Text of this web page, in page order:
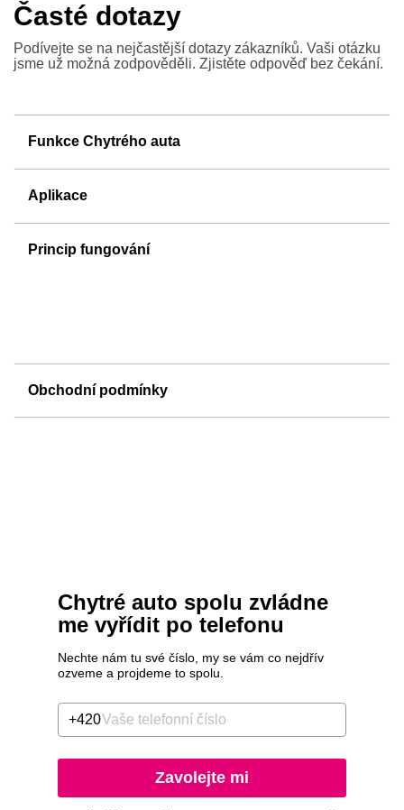
Časté dotazy
Podívejte se na nejčastější dotazy zákazníků. Vaši otázku
jsme už možná zodpověděli. Zjistěte odpověď bez čekání.
Funkce Chytrého auta
Aplikace
Princip fungování
Obchodní podmínky
Chytré auto spolu zvládne
me vyřídit po telefonu
Nechte nám tu své číslo, my se vám co nejdřív
ozveme a projdeme to spolu.
Zadejte telefonní číslo ve formátu 123 456 789
+420
Zavolejte mi